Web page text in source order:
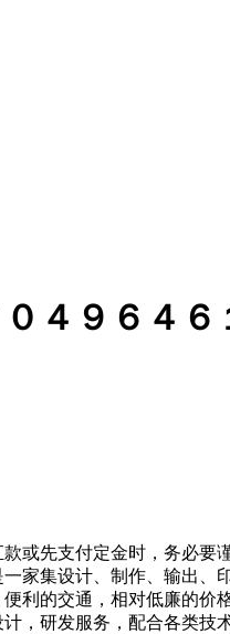
４９６４６
先支付定金时，务必要
集设计、制作、输出、
利的交通，相对低廉
，研发服务，配合各类